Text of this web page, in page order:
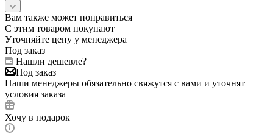
Вам также может понравиться
С этим товаром покупают
Уточняйте цену у менеджера
Под заказ
Нашли дешевле?
Под заказ
Наши менеджеры обязательно свяжутся с вами и уточнят
условия заказа
Хочу в подарок